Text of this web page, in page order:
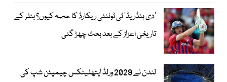
’دی ہنڈریڈ‘ ٹی ٹوئنٹی ریکارڈ کا حصہ کیوں؟ بٹلر کے
تاریخی اعزاز کے بعد بحث چھڑ گئی
لندن نے 2029 ورلڈ ایتھلیٹکس چیمپئن شپ کی